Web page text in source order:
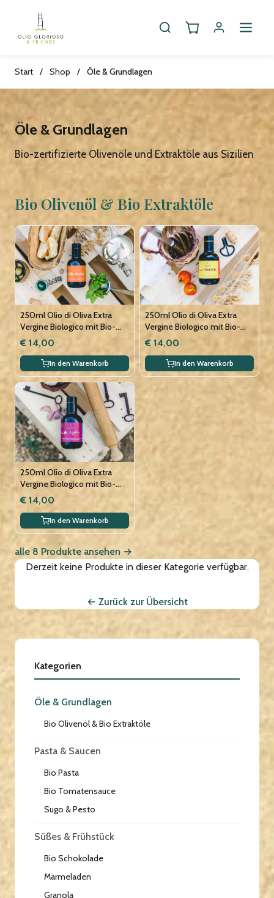
Start / Shop / Öle & Grundlagen
Kategorien
Öle & Grundlagen
Bio Olivenöl & Bio Extraktöle
Pasta & Saucen
Bio Pasta
Bio Tomatensauce
Sugo & Pesto
Süßes & Frühstück
Bio Schokolade
Marmeladen
Granola
Öle & Grundlagen
Bio-zertifizierte Olivenöle und Extraktöle aus Sizilien
Bio Olivenöl & Bio Extraktöle
250ml Olio di Oliva Extra
Vergine Biologico mit Bio-
Basilikum-Extrakt, vegan
€ 14,00
In den Warenkorb
250ml Olio di Oliva Extra
Vergine Biologico mit Bio-
Chili-Extrakt, vegan
€ 14,00
In den Warenkorb
250ml Olio di Oliva Extra
Vergine Biologico mit Bio-
Knoblauch-Extrakt, vegan
€ 14,00
In den Warenkorb
alle 8 Produkte ansehen →
Derzeit keine Produkte in dieser Kategorie verfügbar.
← Zurück zur Übersicht